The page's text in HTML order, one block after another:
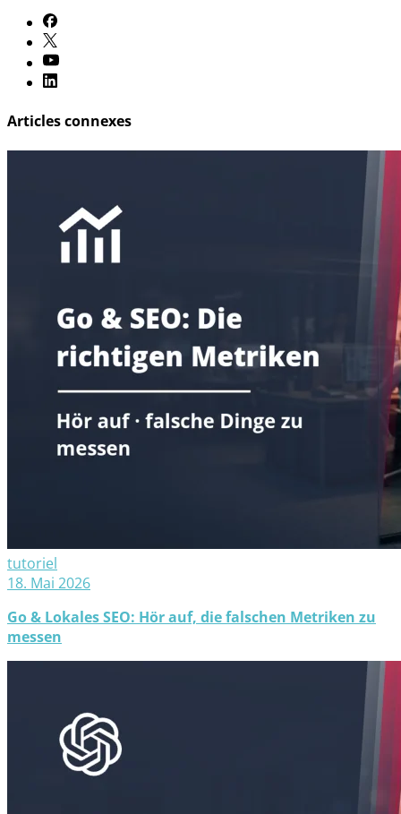
Articles connexes
tutoriel
18. Mai 2026
Go & Lokales SEO: Hör auf, die falschen Metriken zu
messen